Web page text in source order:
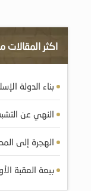
اكثر المقالات
بناء الدولة
النهي عن
الهجرة إلى
بيعة العقبة